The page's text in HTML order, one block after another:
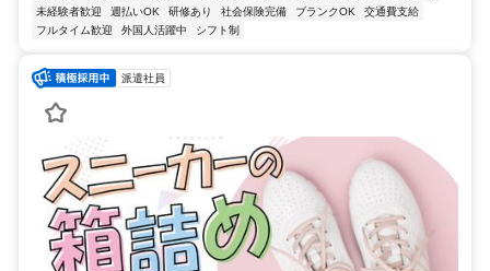
未経験者歓迎
週払いOK 研修あり 社会保険完備 ブランクOK
交通費支給
フルタイム歓迎
外国人活躍中 シフト制
派遣社員